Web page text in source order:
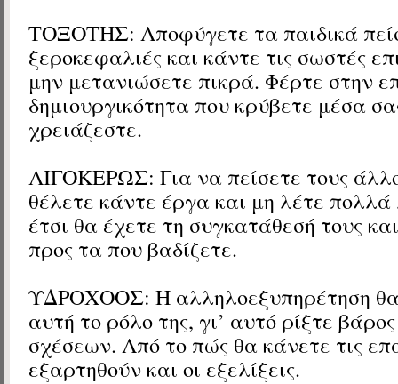
ΤΟΞΟΤΗΣ: Αποφύγετε τα παιδικά
ξεροκεφαλιές και κάντε τις σωστές
μην μετανιώσετε πικρά. Φέρτε στην
δημιουργικότητα που κρύβετε μέσα
χρειάζεστε.
ΑΙΓΟΚΕΡΩΣ: Για να πείσετε τους
θέλετε κάντε έργα και μη λέτε
έτσι θα έχετε τη συγκατάθεσή τους
προς τα που βαδίζετε.
ΥΔΡΟΧΟΟΣ: Η αλληλοεξυπηρέτηση θα
αυτή το ρόλο της, γι’ αυτό ρίξτε
σχέσεων. Από το πώς θα κάνετε τις
εξαρτηθούν και οι εξελίξεις.